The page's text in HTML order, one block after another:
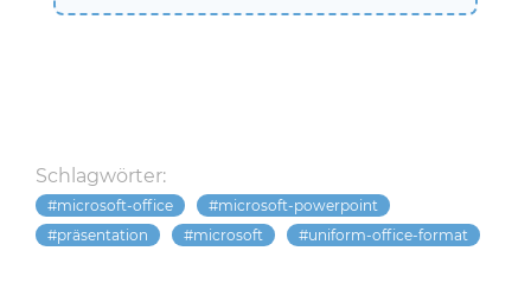
Schlagwörter:
microsoft-office
microsoft-powerpoint
präsentation
microsoft uniform-office-format